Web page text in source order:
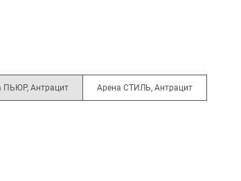
ПЬЮР, Антрацит Арена СТИЛЬ, Антрацит